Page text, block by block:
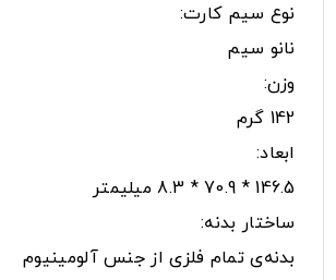
نوع سیم کارت:
نانو سیم
وزن:
142 گرم
ابعاد:
146.5 * 70.9 * 8.3 ميليمتر
ساختار بدنه:
بدنه‌ی تمام فلزی از جنس آلومینیوم